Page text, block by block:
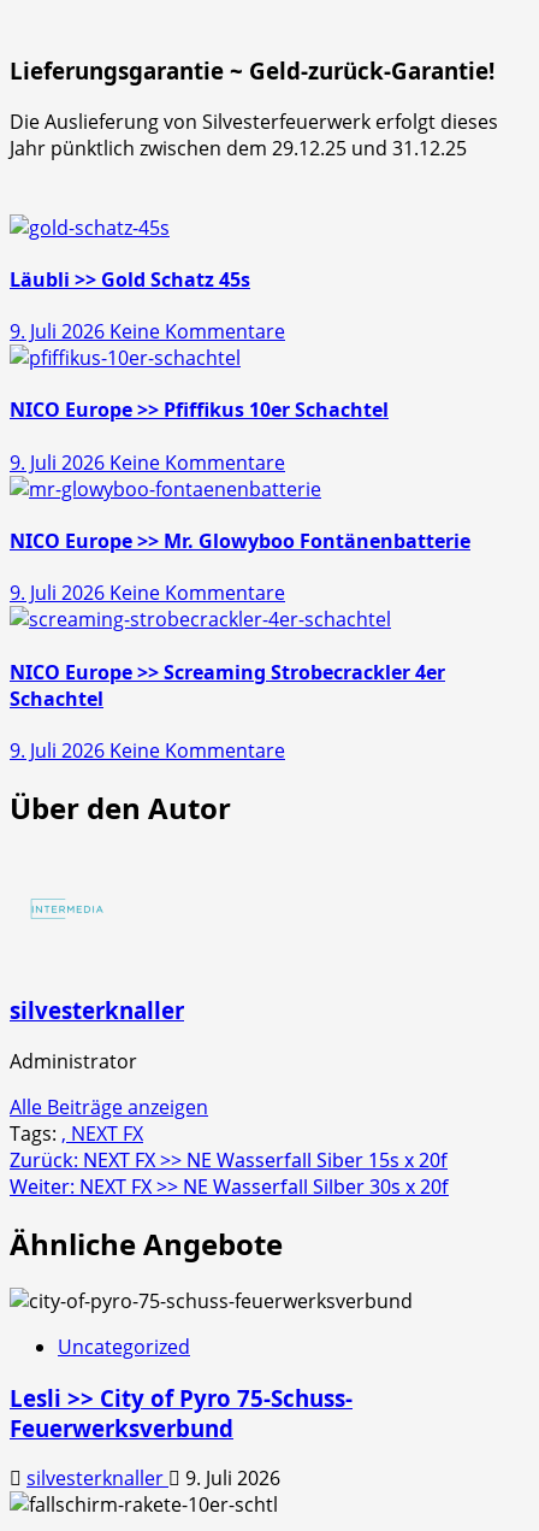
Lieferungsgarantie ~ Geld-zurück-Garantie!
Die Auslieferung von Silvesterfeuerwerk erfolgt dieses
Jahr pünktlich zwischen dem 29.12.25 und 31.12.25
Läubli >> Gold Schatz 45s
9. Juli 2026 Keine Kommentarezu
Gold
45s
NICO Europe >> Pfiffikus 10er Schachtel
9. Juli 2026 Keine Kommentarezu
NICO
>>
10er
Schachtel
NICO Europe >> Mr. Glowyboo Fontänenbatterie
9. Juli 2026 Keine Kommentarezu
NICO
>>
Fontänenbatterie
NICO Europe >> Screaming Strobecrackler 4er
Schachtel
9. Juli 2026 Keine Kommentarezu
Über den Autor
silvesterknaller
Administrator
Alle Beiträge anzeigen
Tags: , NEXT FX
Beitragsnavigation
Zurück: NEXT FX >> NE Wasserfall Siber 15s x 20f
Weiter: NEXT FX >> NE Wasserfall Silber 30s x 20f
Ähnliche Angebote
Uncategorized
Lesli >> City of Pyro 75-Schuss-
Feuerwerksverbund
silvesterknaller 9. Juli 2026